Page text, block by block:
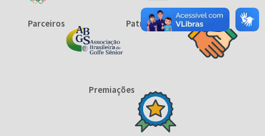
Parceiros Patrocinadores
Premiações